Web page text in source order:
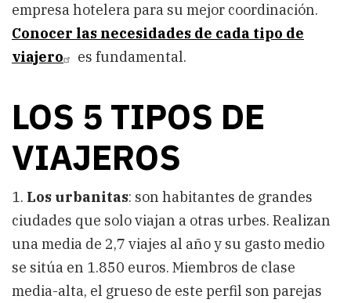
empresa hotelera para su mejor coordinación.
Conocer las necesidades de cada tipo de
viajero
es fundamental.
LOS 5 TIPOS DE
VIAJEROS
1. Los urbanitas: son habitantes de grandes
ciudades que solo viajan a otras urbes. Realizan
una media de 2,7 viajes al año y su gasto medio
se sitúa en 1.850 euros. Miembros de clase
media-alta, el grueso de este perfil son parejas